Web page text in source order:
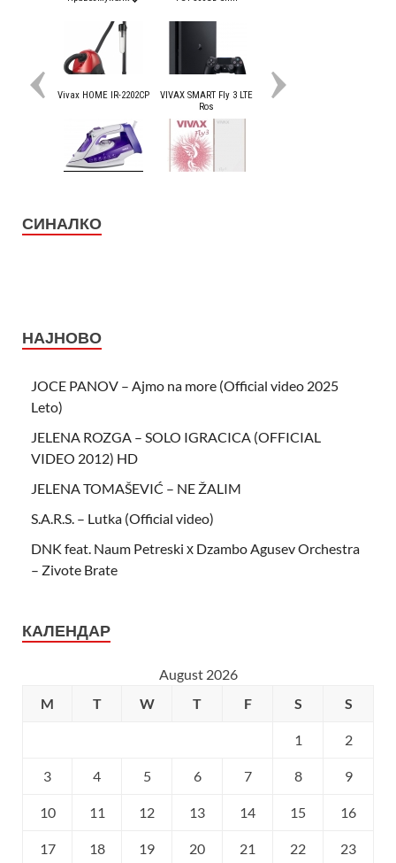
СИНАЛКО
НАЈНОВО
JOCE PANOV – Ajmo na more (Official video 2025
Leto)
JELENA ROZGA – SOLO IGRACICA (OFFICIAL
VIDEO 2012) HD
JELENA TOMAŠEVIĆ – NE ŽALIM
S.A.R.S. – Lutka (Official video)
DNK feat. Naum Petreski х Dzambo Agusev Orchestra
– Zivote Brate
КАЛЕНДАР
August 2026
M
T W T F S S
1 2
3 4 5 6 7 8 9
10 11 12 13 14 15 16
17 18 19 20 21 22 23